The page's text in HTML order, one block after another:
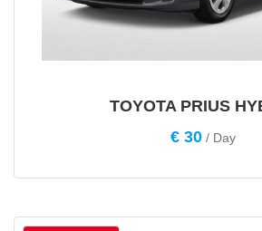
TOYOTA PRIUS
€ 30 / Day